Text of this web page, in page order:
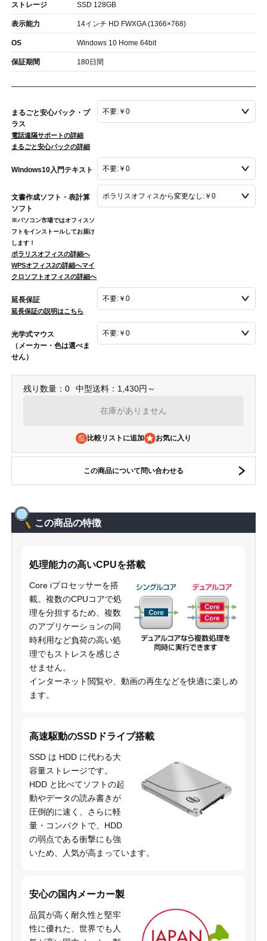
ストレージ SSD 128GB
表示能力 14インチ HD FWXGA (1366×768)
OS Windows 10 Home 64bit
保証期間 180日間
まるごと安心パック・プ
ラス
電話遠隔サポートの詳細
まるごと安心パックの詳細
Windows10入門テキスト
文書作成ソフト・表計算
ソフト
※パソコン市場ではオフィスソ
フトをインストールしてお届け
します！
ポラリスオフィスの詳細へ
WPSオフィス2の詳細へマイ
クロソフトオフィスの詳細へ
延長保証
延長保証の説明はこちら
光学式マウス
（メーカー・色は選べま
せん）
残り数量：0 中型送料：1,430円～
在庫がありません
比較リストに追加
この商品について問い合わせる
この商品の特徴
処理能力の高いCPUを搭載
Core iプロセッサーを搭
載。複数のCPUコアで処
理を分担するため、複数
のアプリケーションの同
時利用など負荷の高い処
理でもストレスを感じさ
せません。
インターネット閲覧や、動画の再生などを快適に楽しめ
ます。
高速駆動のSSDドライブ搭載
SSD は HDD に代わる大
容量ストレージです。
HDD と比べてソフトの起
動やデータの読み書きが
圧倒的に速く、さらに軽
量・コンパクトで、HDD
の弱点である衝撃にも強
いため、人気が高まっています。
安心の国内メーカー製
品質が高く耐久性と堅牢
性に優れた、世界でも人